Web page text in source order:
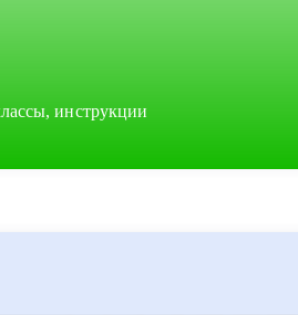
инструкции